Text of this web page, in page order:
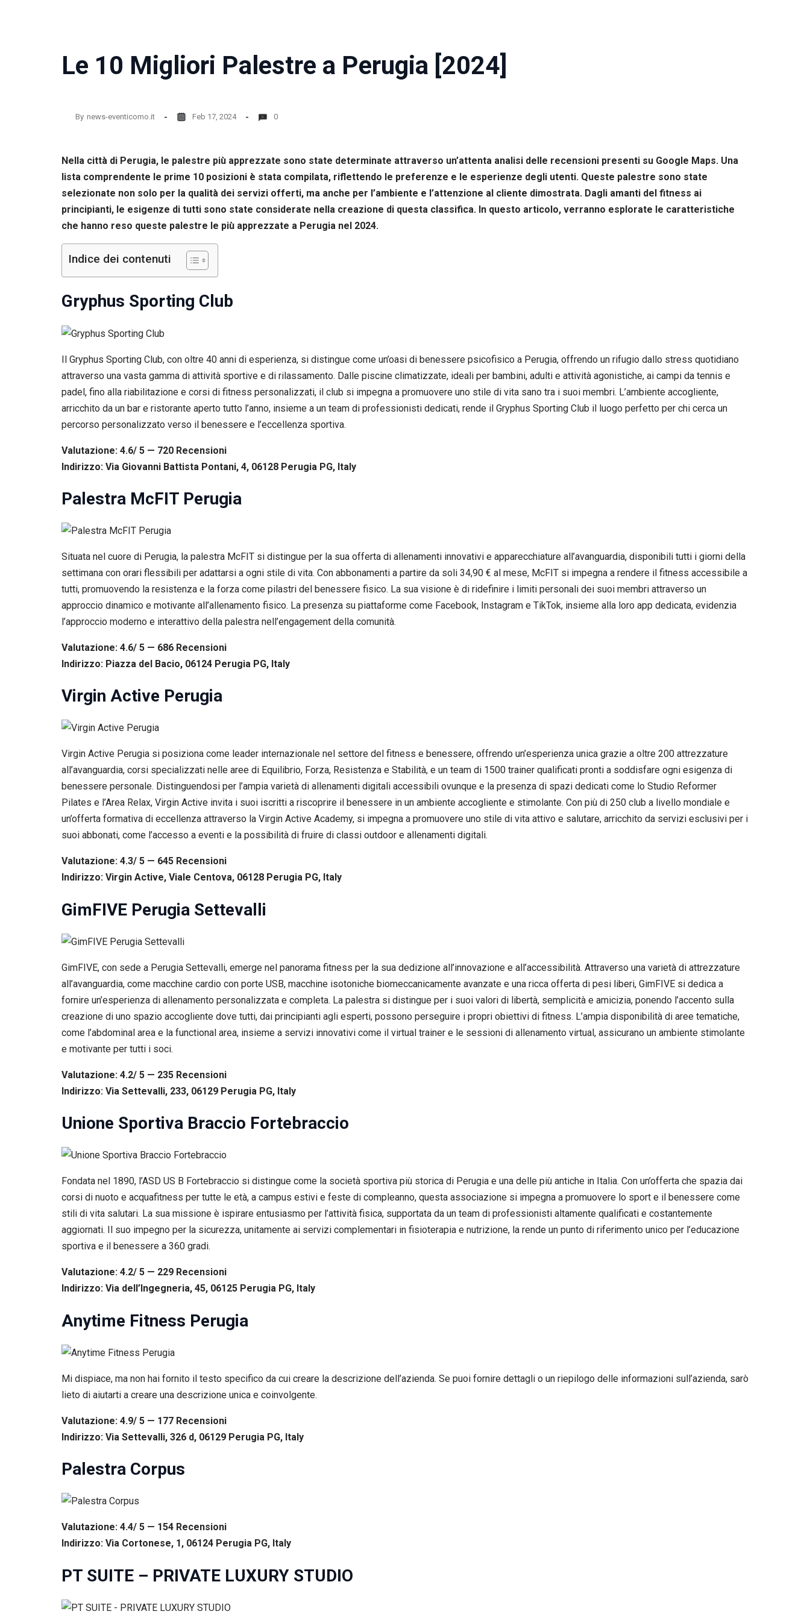
Le 10 Migliori Palestre a Perugia [2024]
By news-eventicomo.it Feb 17, 2024 0
Nella città di Perugia, le palestre più apprezzate sono state determinate attraverso un’attenta analisi delle recensioni presenti su Google Maps. Una
lista comprendente le prime 10 posizioni è stata compilata, riflettendo le preferenze e le esperienze degli utenti. Queste palestre sono state
selezionate non solo per la qualità dei servizi offerti, ma anche per l’ambiente e l’attenzione al cliente dimostrata. Dagli amanti del fitness ai
principianti, le esigenze di tutti sono state considerate nella creazione di questa classifica. In questo articolo, verranno esplorate le caratteristiche
che hanno reso queste palestre le più apprezzate a Perugia nel 2024.
Indice dei contenuti
Gryphus Sporting Club
Il Gryphus Sporting Club, con oltre 40 anni di esperienza, si distingue come un’oasi di benessere psicofisico a Perugia, offrendo un rifugio dallo stress quotidiano
attraverso una vasta gamma di attività sportive e di rilassamento. Dalle piscine climatizzate, ideali per bambini, adulti e attività agonistiche, ai campi da tennis e
padel, fino alla riabilitazione e corsi di fitness personalizzati, il club si impegna a promuovere uno stile di vita sano tra i suoi membri. L’ambiente accogliente,
arricchito da un bar e ristorante aperto tutto l’anno, insieme a un team di professionisti dedicati, rende il Gryphus Sporting Club il luogo perfetto per chi cerca un
percorso personalizzato verso il benessere e l’eccellenza sportiva.
Valutazione: 4.6/ 5 — 720 Recensioni
Indirizzo: Via Giovanni Battista Pontani, 4, 06128 Perugia PG, Italy
Palestra McFIT Perugia
Situata nel cuore di Perugia, la palestra McFIT si distingue per la sua offerta di allenamenti innovativi e apparecchiature all’avanguardia, disponibili tutti i giorni della
settimana con orari flessibili per adattarsi a ogni stile di vita. Con abbonamenti a partire da soli 34,90 € al mese, McFIT si impegna a rendere il fitness accessibile a
tutti, promuovendo la resistenza e la forza come pilastri del benessere fisico. La sua visione è di ridefinire i limiti personali dei suoi membri attraverso un
approccio dinamico e motivante all’allenamento fisico. La presenza su piattaforme come Facebook, Instagram e TikTok, insieme alla loro app dedicata, evidenzia
l’approccio moderno e interattivo della palestra nell’engagement della comunità.
Valutazione: 4.6/ 5 — 686 Recensioni
Indirizzo: Piazza del Bacio, 06124 Perugia PG, Italy
Virgin Active Perugia
Virgin Active Perugia si posiziona come leader internazionale nel settore del fitness e benessere, offrendo un’esperienza unica grazie a oltre 200 attrezzature
all’avanguardia, corsi specializzati nelle aree di Equilibrio, Forza, Resistenza e Stabilità, e un team di 1500 trainer qualificati pronti a soddisfare ogni esigenza di
benessere personale. Distinguendosi per l’ampia varietà di allenamenti digitali accessibili ovunque e la presenza di spazi dedicati come lo Studio Reformer
Pilates e l’Area Relax, Virgin Active invita i suoi iscritti a riscoprire il benessere in un ambiente accogliente e stimolante. Con più di 250 club a livello mondiale e
un’offerta formativa di eccellenza attraverso la Virgin Active Academy, si impegna a promuovere uno stile di vita attivo e salutare, arricchito da servizi esclusivi per i
suoi abbonati, come l’accesso a eventi e la possibilità di fruire di classi outdoor e allenamenti digitali.
Valutazione: 4.3/ 5 — 645 Recensioni
Indirizzo: Virgin Active, Viale Centova, 06128 Perugia PG, Italy
GimFIVE Perugia Settevalli
GimFIVE, con sede a Perugia Settevalli, emerge nel panorama fitness per la sua dedizione all’innovazione e all’accessibilità. Attraverso una varietà di attrezzature
all’avanguardia, come macchine cardio con porte USB, macchine isotoniche biomeccanicamente avanzate e una ricca offerta di pesi liberi, GimFIVE si dedica a
fornire un’esperienza di allenamento personalizzata e completa. La palestra si distingue per i suoi valori di libertà, semplicità e amicizia, ponendo l’accento sulla
creazione di uno spazio accogliente dove tutti, dai principianti agli esperti, possono perseguire i propri obiettivi di fitness. L’ampia disponibilità di aree tematiche,
come l’abdominal area e la functional area, insieme a servizi innovativi come il virtual trainer e le sessioni di allenamento virtual, assicurano un ambiente stimolante
e motivante per tutti i soci.
Valutazione: 4.2/ 5 — 235 Recensioni
Indirizzo: Via Settevalli, 233, 06129 Perugia PG, Italy
Unione Sportiva Braccio Fortebraccio
Fondata nel 1890, l’ASD US B Fortebraccio si distingue come la società sportiva più storica di Perugia e una delle più antiche in Italia. Con un’offerta che spazia dai
corsi di nuoto e acquafitness per tutte le età, a campus estivi e feste di compleanno, questa associazione si impegna a promuovere lo sport e il benessere come
stili di vita salutari. La sua missione è ispirare entusiasmo per l’attività fisica, supportata da un team di professionisti altamente qualificati e costantemente
aggiornati. Il suo impegno per la sicurezza, unitamente ai servizi complementari in fisioterapia e nutrizione, la rende un punto di riferimento unico per l’educazione
sportiva e il benessere a 360 gradi.
Valutazione: 4.2/ 5 — 229 Recensioni
Indirizzo: Via dell’Ingegneria, 45, 06125 Perugia PG, Italy
Anytime Fitness Perugia
Mi dispiace, ma non hai fornito il testo specifico da cui creare la descrizione dell’azienda. Se puoi fornire dettagli o un riepilogo delle informazioni sull’azienda, sarò
lieto di aiutarti a creare una descrizione unica e coinvolgente.
Valutazione: 4.9/ 5 — 177 Recensioni
Indirizzo: Via Settevalli, 326 d, 06129 Perugia PG, Italy
Palestra Corpus
Valutazione: 4.4/ 5 — 154 Recensioni
Indirizzo: Via Cortonese, 1, 06124 Perugia PG, Italy
PT SUITE – PRIVATE LUXURY STUDIO
Esperienza
una migliore
navigazione
Condividendo i
tuoi interessi e il
mentre visiti il
vedere contenuti
personalizzati.